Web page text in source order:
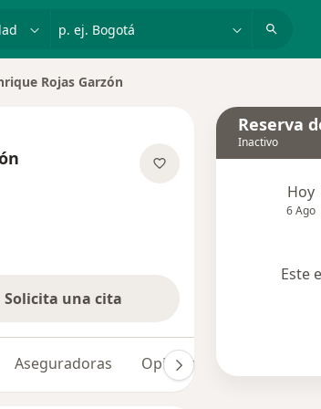
p. ej. Bogotá
Rojas Garzón
Solicita una cita
Aseguradoras Opiniones (7)
Reserva
Inactivo
Hoy
6 Ago
Este